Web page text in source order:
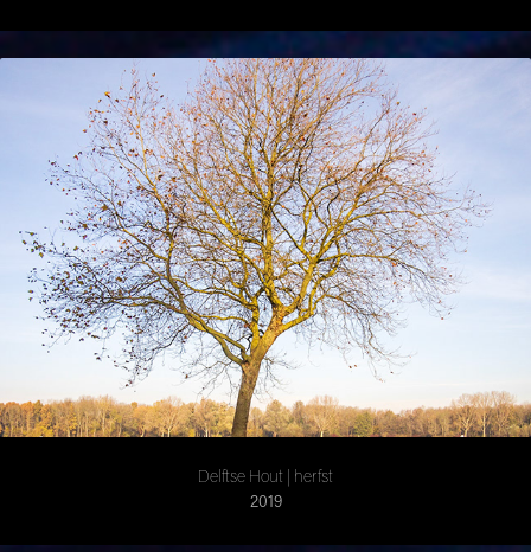
Delftse Hout | herfst
2019